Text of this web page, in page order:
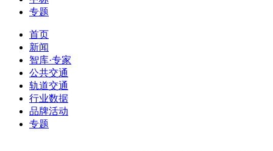
专题
首页
新闻
智库·专家
公共交通
轨道交通
行业数据
品牌活动
专题